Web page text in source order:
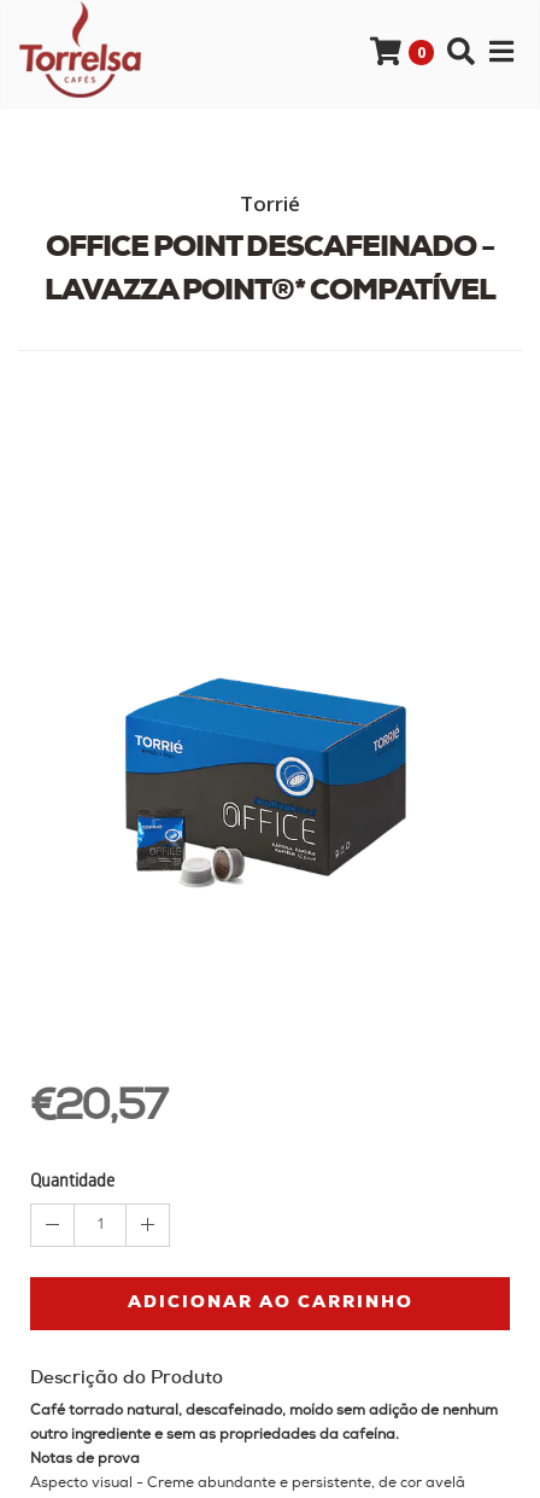
0
Torrié
OFFICE POINT DESCAFEINADO -
LAVAZZA POINT®* COMPATÍVEL
€20,57
Quantidade
1
ADICIONAR AO CARRINHO
Descrição do Produto
Café torrado natural, descafeinado, moído sem adição de nenhum
outro ingrediente e sem as propriedades da cafeína.
Notas de prova
Aspecto visual - Creme abundante e persistente, de cor avelã